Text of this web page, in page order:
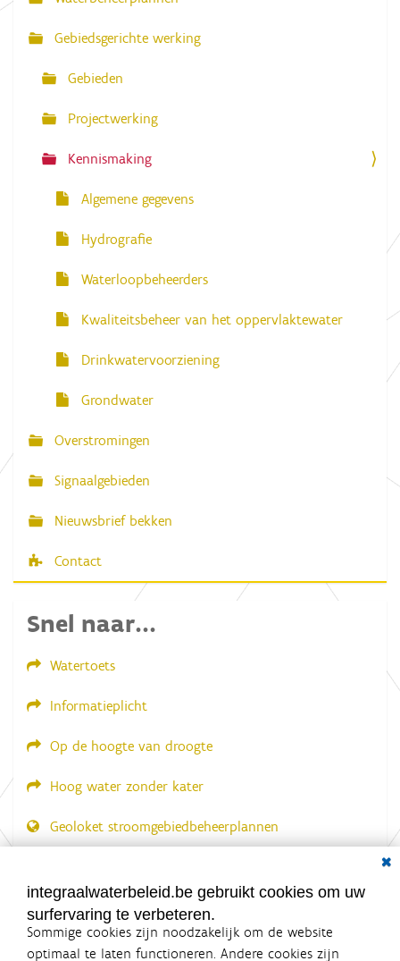
i
Gebiedsgerichte werking
Gebieden
Projectwerking
Kennismaking
Algemene gegevens
Hydrografie
Waterloopbeheerders
Kwaliteitsbeheer van het oppervlaktewater
Drinkwatervoorziening
Grondwater
Overstromingen
Signaalgebieden
Nieuwsbrief bekken
Contact
Snel naar...
Watertoets
Informatieplicht
Op de hoogte van droogte
Hoog water zonder kater
Geoloket stroomgebiedbeheerplannen
LOGIN VEREIST
integraalwaterbeleid.be gebruikt cookies om uw
surfervaring te verbeteren.
Sommige cookies zijn noodzakelijk om de website
optimaal te laten functioneren. Andere cookies zijn